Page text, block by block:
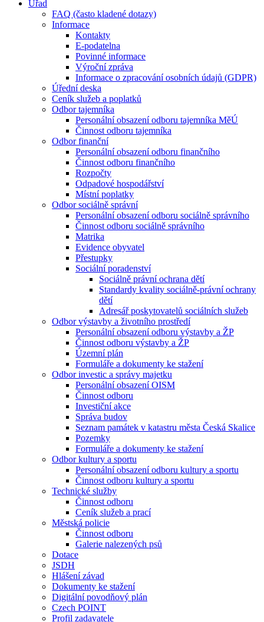
Úřad
FAQ (často kladené dotazy)
Informace
Kontakty
E-podatelna
Povinné informace
Výroční zpráva
Informace o zpracování osobních údajů (GDPR)
Úřední deska
Ceník služeb a poplatků
Odbor tajemníka
Personální obsazení odboru tajemníka MěÚ
Činnost odboru tajemníka
Odbor finanční
Personální obsazení odboru finančního
Činnost odboru finančního
Rozpočty
Odpadové hospodářství
Místní poplatky
Odbor sociálně správní
Personální obsazení odboru sociálně správního
Činnost odboru sociálně správního
Matrika
Evidence obyvatel
Přestupky
Sociální poradenství
Sociálně právní ochrana dětí
Standardy kvality sociálně-právní ochrany
dětí
Adresář poskytovatelů sociálních služeb
Odbor výstavby a životního prostředí
Personální obsazení odboru výstavby a ŽP
Činnost odboru výstavby a ŽP
Územní plán
Formuláře a dokumenty ke stažení
Odbor investic a správy majetku
Personální obsazení OISM
Činnost odboru
Investiční akce
Správa budov
Seznam památek v katastru města Česká Skalice
Pozemky
Formuláře a dokumenty ke stažení
Odbor kultury a sportu
Personální obsazení odboru kultury a sportu
Činnost odboru kultury a sportu
Technické služby
Činnost odboru
Ceník služeb a prací
Městská policie
Činnost odboru
Galerie nalezených psů
Dotace
JSDH
Hlášení závad
Dokumenty ke stažení
Digitální povodňový plán
Czech POINT
Profil zadavatele